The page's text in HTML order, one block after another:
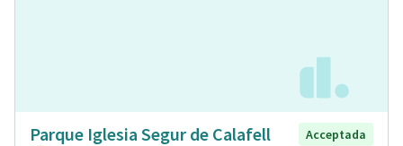
Parque Iglesia Segur de Calafell
Acceptada